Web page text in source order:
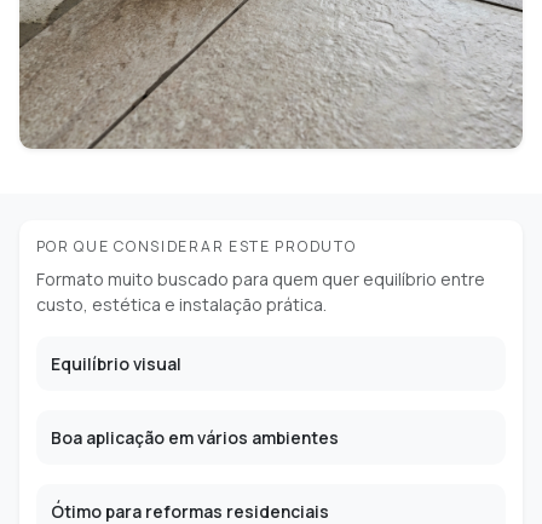
POR QUE CONSIDERAR ESTE PRODUTO
Formato muito buscado para quem quer equilíbrio entre
custo, estética e instalação prática.
Equilíbrio visual
Boa aplicação em vários ambientes
Ótimo para reformas residenciais